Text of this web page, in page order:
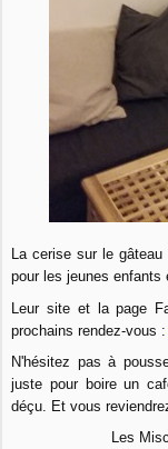
La cerise sur le
pour les jeunes enfants
Leur site et la page
prochains rendez-vous
N'hésitez pas à
juste pour boire un
déçu. Et vous
Les